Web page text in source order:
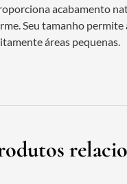
acabamento
Seu tamanho permite
áreas pequenas.